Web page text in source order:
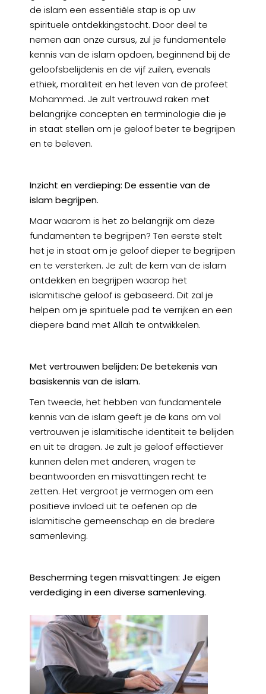
de islam een essentiële stap is op uw
spirituele ontdekkingstocht. Door deel te
nemen aan onze cursus, zul je fundamentele
kennis van de islam opdoen, beginnend bij de
geloofsbelijdenis en de vijf zuilen, evenals
ethiek, moraliteit en het leven van de profeet
Mohammed. Je zult vertrouwd raken met
belangrijke concepten en terminologie die je
in staat stellen om je geloof beter te begrijpen
en te beleven.
Inzicht en verdieping: De essentie van de
islam begrijpen.
Maar waarom is het zo belangrijk om deze
fundamenten te begrijpen? Ten eerste stelt
het je in staat om je geloof dieper te begrijpen
en te versterken. Je zult de kern van de islam
ontdekken en begrijpen waarop het
islamitische geloof is gebaseerd. Dit zal je
helpen om je spirituele pad te verrijken en een
diepere band met Allah te ontwikkelen.
Met vertrouwen belijden: De betekenis van
basiskennis van de islam.
Ten tweede, het hebben van fundamentele
kennis van de islam geeft je de kans om vol
vertrouwen je islamitische identiteit te belijden
en uit te dragen. Je zult je geloof effectiever
kunnen delen met anderen, vragen te
beantwoorden en misvattingen recht te
zetten. Het vergroot je vermogen om een
positieve invloed uit te oefenen op de
islamitische gemeenschap en de bredere
samenleving.
Bescherming tegen misvattingen: Je eigen
verdediging in een diverse samenleving.